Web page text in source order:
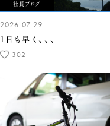
社長ブログ
2026.07.29
1日も早く、、、
302